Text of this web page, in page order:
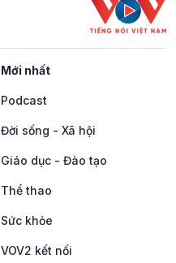
Mới nhất
Podcast
Đời sống - Xã hội
Giáo dục - Đào tạo
Thể thao
Sức khỏe
VOV2 kết nối